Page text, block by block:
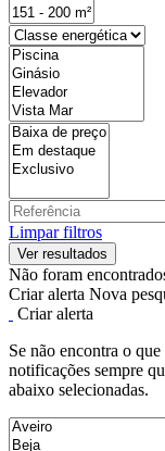
Limpar filtros
Não foram
Criar alerta Nova
Criar alerta
Se não encontra o
notificações sempre
abaixo selecionadas.